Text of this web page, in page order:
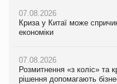
07.08.2026
Криза у Китаї може
економіки
07.08.2026
Розмитнення «з коліс» та
рішення допомагають
07.08.2026
Криза у Китаї може
економіки
07.08.2026
Kraft Heinz скоротила
07.08.2026
Криза у Китаї може
економіки
07.08.2026
Kraft Heinz скоротила